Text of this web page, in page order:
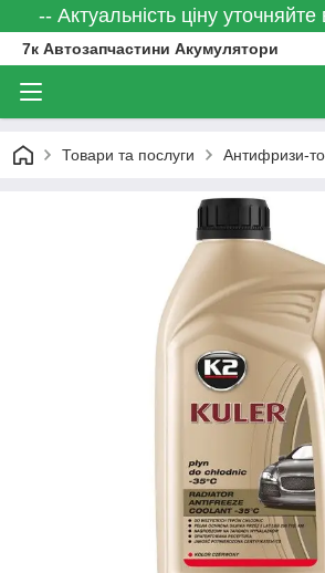
-- Актуальність ціну
7к Автозапчастини Акумулятори
Товари та послуги Антифризи-